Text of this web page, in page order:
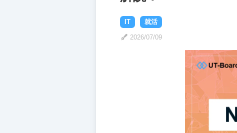
IT 就活
2026/07/09